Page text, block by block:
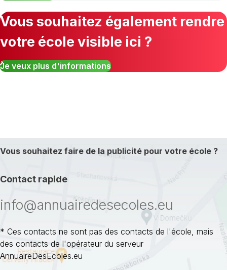
Vous souhaitez également rendre
votre école visible ici ?
Je veux plus d'informations
Vous souhaitez faire de la publicité pour votre école ?
Contact rapide
info@annuairedesecoles.eu
* Ces contacts ne sont pas des contacts de l'école, mais
des contacts de l'opérateur du serveur
AnnuaireDesEcoles.eu